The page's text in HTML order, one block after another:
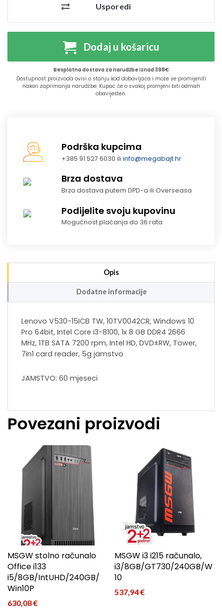
Usporedi
Dodaj u košaricu
Besplatna dostava za narudžbe iznad 398€
Dostupnost proizvoda ovisi o stanju kod dobavljača i može se promijeniti
nakon zaprimanja narudžbe. Kupac će o svakoj promjeni biti odmah
obaviješten.
Podrška kupcima
+385 91 527 6030 iliinfo@megabajt.hr
Brza dostava
Brza dostava putem DPD-a ili Overseasa
Podijelite svoju kupovinu
Mogućnost plaćanja do 36 rata
Opis
Dodatne informacije
Lenovo V530-15ICB TW, 10TV0042CR, Windows 10
Pro 64bit, Intel Core i3-8100, 1x 8 GB DDR4 2666
MHz, 1TB SATA 7200 rpm, Intel HD, DVD±RW, Tower,
7in1 card reader, 5g jamstvo
JAMSTVO: 60 mjeseci
Povezani proizvodi
MSGW stolno računalo
Office i133
i5/8GB/IntUHD/240GB/
Win10P
630,08€
MSGW i3 i215 računalo,
i3/8GB/GT730/240GB/W
10
537,94€